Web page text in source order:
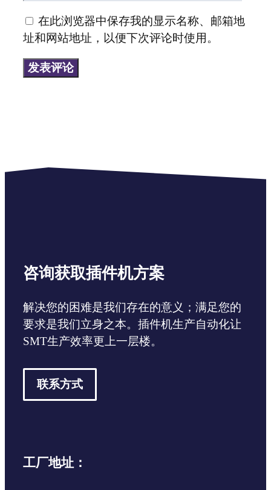
箱
在此浏览器中保存我的显示名称、邮箱地
址和网站地址，以便下次评论时使用。
咨询获取插件机方案
解决您的困难是我们存在的意义；满足您的
要求是我们立身之本。插件机生产自动化让
SMT生产效率更上一层楼。
联系方式
工厂地址：